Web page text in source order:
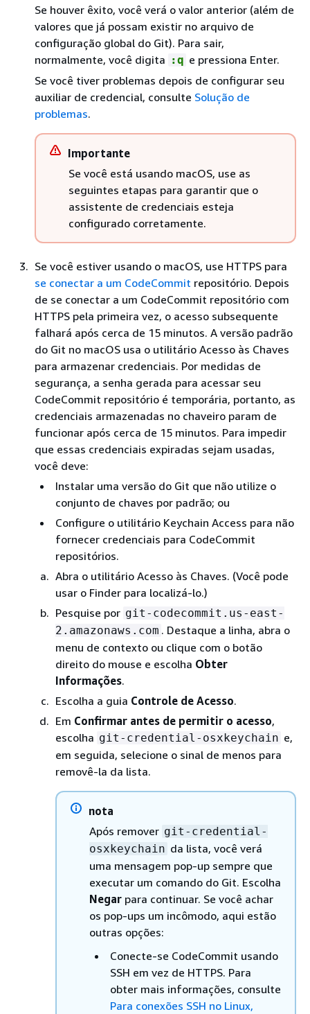
Se houver êxito, você verá o valor anterior (além de
valores que já possam existir no arquivo de
configuração global do Git). Para sair,
normalmente, você digita :q e pressiona Enter.
Se você tiver problemas depois de configurar seu
auxiliar de credencial, consulte Solução de
problemas.
Importante
Se você está usando macOS, use as
seguintes etapas para garantir que o
assistente de credenciais esteja
configurado corretamente.
Se você estiver usando o macOS, use HTTPS para
se conectar a um CodeCommit repositório. Depois
de se conectar a um CodeCommit repositório com
HTTPS pela primeira vez, o acesso subsequente
falhará após cerca de 15 minutos. A versão padrão
do Git no macOS usa o utilitário Acesso às Chaves
para armazenar credenciais. Por medidas de
segurança, a senha gerada para acessar seu
CodeCommit repositório é temporária, portanto, as
credenciais armazenadas no chaveiro param de
funcionar após cerca de 15 minutos. Para impedir
que essas credenciais expiradas sejam usadas,
você deve:
Instalar uma versão do Git que não utilize o
conjunto de chaves por padrão; ou
Configure o utilitário Keychain Access para não
fornecer credenciais para CodeCommit
repositórios.
Abra o utilitário Acesso às Chaves. (Você pode
usar o Finder para localizá-lo.)
Pesquise por git-codecommit.us-east-
2.amazonaws.com . Destaque a linha, abra o
menu de contexto ou clique com o botão
direito do mouse e escolha Obter
Informações.
Escolha a guia Controle de Acesso.
Em Confirmar antes de permitir o acesso,
escolha git-credential-osxkeychain e,
em seguida, selecione o sinal de menos para
removê-la da lista.
nota
Após remover git-credential-
osxkeychain da lista, você verá
uma mensagem pop-up sempre que
executar um comando do Git. Escolha
Negar para continuar. Se você achar
os pop-ups um incômodo, aqui estão
outras opções:
Conecte-se CodeCommit usando
SSH em vez de HTTPS. Para
obter mais informações, consulte
Para conexões SSH no Linux,